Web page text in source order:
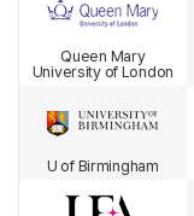
Queen Mary
University of London
U of Birmingham